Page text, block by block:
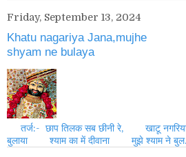
Friday, September 13, 2024
Khatu nagariya Jana,mujhe
shyam ne bulaya
तर्ज:- छाप तिलक सब छीनी रे, खाटू
बुलाया श्याम का में दीवाना मुझे श्याम ने